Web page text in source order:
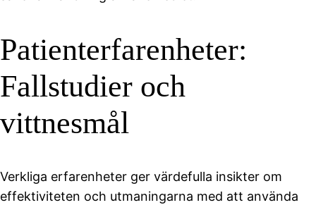
Patienterfarenheter:
Fallstudier och
vittnesmål
Verkliga erfarenheter ger värdefulla insikter om
effektiviteten och utmaningarna med att använda